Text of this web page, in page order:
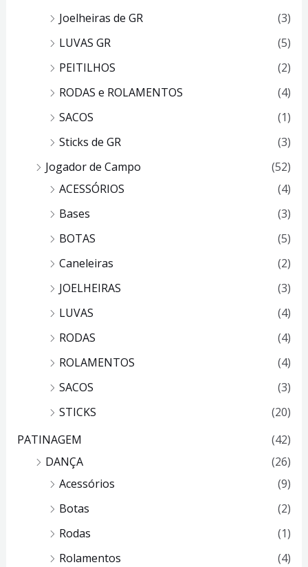
Joelheiras de GR
(3)
LUVAS GR
(5)
PEITILHOS
(2)
RODAS e ROLAMENTOS
(4)
SACOS
(1)
Sticks de GR
(3)
Jogador de Campo
(52)
ACESSÓRIOS
(4)
Bases
(3)
BOTAS
(5)
Caneleiras
(2)
JOELHEIRAS
(3)
LUVAS
(4)
RODAS
(4)
ROLAMENTOS
(4)
SACOS
(3)
STICKS
(20)
PATINAGEM
(42)
DANÇA
(26)
Acessórios
(9)
Botas
(2)
Rodas
(1)
Rolamentos
(4)